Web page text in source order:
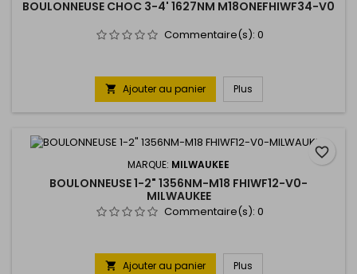
BOULONNEUSE CHOC 3-4' 1627NM M18ONEFHIWF34-V0
Commentaire(s): 0
 Ajouter au panier Plus
MARQUE: MILWAUKEE
BOULONNEUSE 1-2" 1356NM-M18 FHIWF12-V0-
MILWAUKEE
Commentaire(s): 0
 Ajouter au panier Plus
favorite_border